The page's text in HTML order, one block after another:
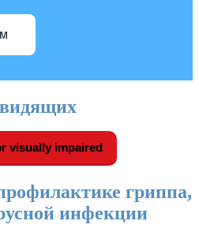
visually impaired
гриппа,
инфекции